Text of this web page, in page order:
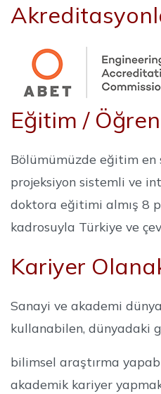
Eğitim /
Bölümümüzde eğitim en
projeksiyon sistemli ve
doktora eğitimi almış 8
kadrosuyla Türkiye ve
Kariyer
Sanayi ve akademi
kullanabilen, dünyadaki
bilimsel araştırma
akademik kariyer